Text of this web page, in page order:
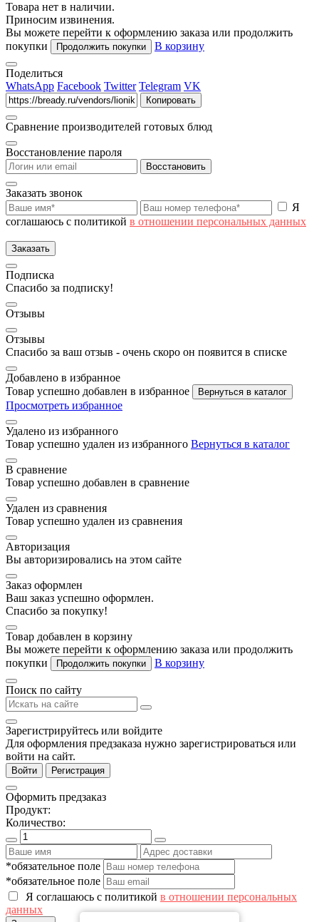
Товара нет в наличии.
Приносим извинения.
Вы можете перейти к оформлению заказа или продолжить
покупки
Продолжить покупки В корзину
Поделиться
WhatsApp Facebook Twitter Telegram VK
Копировать
Сравнение производителей готовых блюд
Восстановление пароля
Восстановить
Заказать звонок
Я
соглашаюсь с политикой в отношении персональных данных
Заказать
Подписка
Спасибо за подписку!
Отзывы
Отзывы
Спасибо за ваш отзыв - очень скоро он появится в списке
Добавлено в избранное
Товар успешно добавлен в избранное
Вернуться в каталог
Просмотреть избранное
Удалено из избранного
Товар успешно удален из избранного Вернуться в каталог
В сравнение
Товар успешно добавлен в сравнение
Удален из сравнения
Товар успешно удален из сравнения
Авторизация
Вы авторизировались на этом сайте
Заказ оформлен
Ваш заказ успешно оформлен.
Спасибо за покупку!
Товар добавлен в корзину
Вы можете перейти к оформлению заказа или продолжить
покупки
Продолжить покупки В корзину
Поиск по сайту
Зарегистрируйтесь или войдите
Для оформления предзаказа нужно зарегистрироваться или
войти на сайт.
Войти Регистрация
Оформить предзаказ
Продукт:
Количество:
*обязательное поле
*обязательное поле
Я соглашаюсь с политикой в отношении персональных
данных